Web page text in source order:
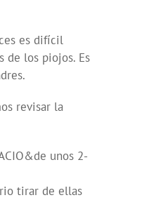
es difícil
de los piojos. Es
revisar la
unos 2-
tirar de ellas